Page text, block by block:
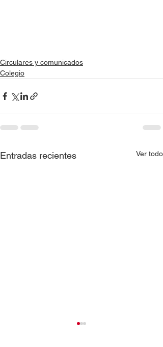
Circulares y comunicados
Colegio
Entradas recientes Ver todo